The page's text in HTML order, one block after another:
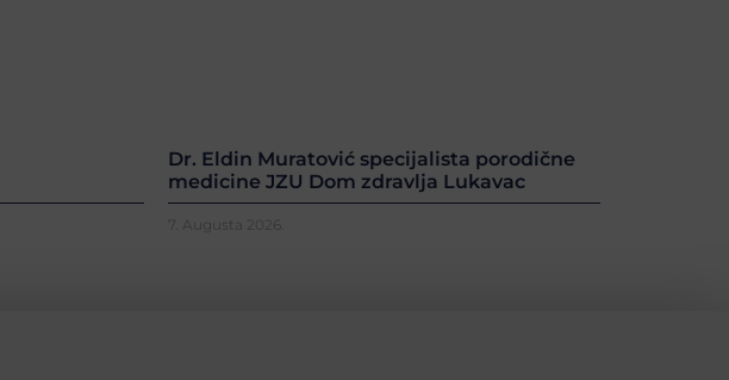
Dr. Eldin Muratović specijalista porodične
medicine JZU Dom zdravlja Lukavac
7. Augusta 2026.